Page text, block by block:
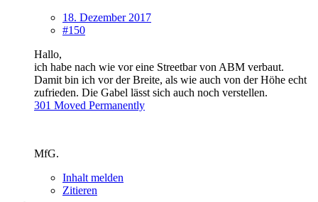
18. Dezember 2017
#150
Hallo,
ich habe nach wie vor eine Streetbar von ABM verbaut.
Damit bin ich vor der Breite, als wie auch von der Höhe echt
zufrieden. Die Gabel lässt sich auch noch verstellen.
301 Moved Permanently
MfG.
Inhalt melden
Zitieren